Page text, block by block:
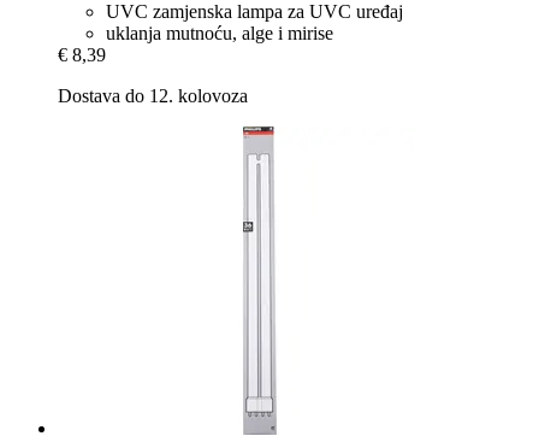
UVC zamjenska lampa za UVC uređaj
uklanja mutnoću, alge i mirise
€ 8,39
Dostava do 12. kolovoza